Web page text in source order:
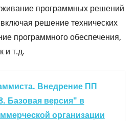
программных решений
решение технических
программного обеспечения,
и т.д.
Внедрение ПП
Базовая версия" в
организации